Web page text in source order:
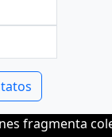
fragmenta